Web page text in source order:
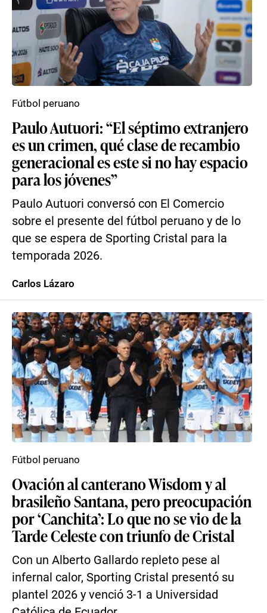
Paulo Autuori: “El séptimo extranjero
es un crimen, qué clase de recambio
generacional es este si no hay espacio
para los jóvenes”
Paulo Autuori conversó con El Comercio
sobre el presente del fútbol peruano y de lo
que se espera de Sporting Cristal para la
temporada 2026.
Fútbol peruano
Carlos Lázaro
Ovación al canterano Wisdom y al
brasileño Santana, pero preocupación
por ‘Canchita’: Lo que no se vio de la
Tarde Celeste con triunfo de Cristal
Con un Alberto Gallardo repleto pese al
infernal calor, Sporting Cristal presentó su
plantel 2026 y venció 3-1 a Universidad
Fútbol peruano